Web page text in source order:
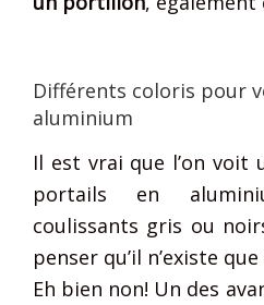
Différents coloris pour
aluminium
Il est vrai que l’on voit
portails en
coulissants gris ou
penser qu’il n’existe
Eh bien non! Un des